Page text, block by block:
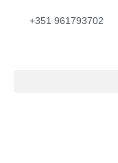
+351 961793702